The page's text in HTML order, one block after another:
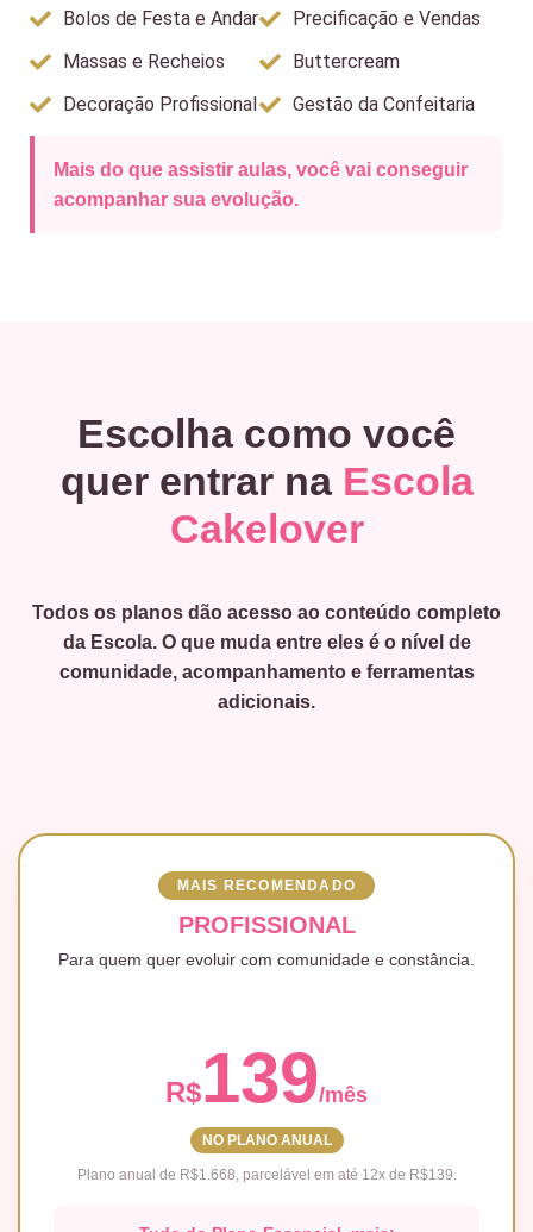
Bolos de Festa e Andar
Massas e Recheios
Decoração Profissional
Precificação e Vendas
Buttercream
Gestão da Confeitaria
Mais do que assistir aulas, você vai conseguir
acompanhar sua evolução.
Escolha como você
quer entrar na Escola
Cakelover
Todos os planos dão acesso ao conteúdo completo
da Escola. O que muda entre eles é o nível de
comunidade, acompanhamento e ferramentas
adicionais.
MAIS RECOMENDADO
PROFISSIONAL
Para quem quer evoluir com comunidade e constância.
R$139/mês
NO PLANO ANUAL
Plano anual de R$1.668, parcelável em até 12x de R$139.